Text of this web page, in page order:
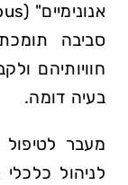
סביבה
חוויותיהם
בעיה דומה.
מעבר
לניהול כלכלי